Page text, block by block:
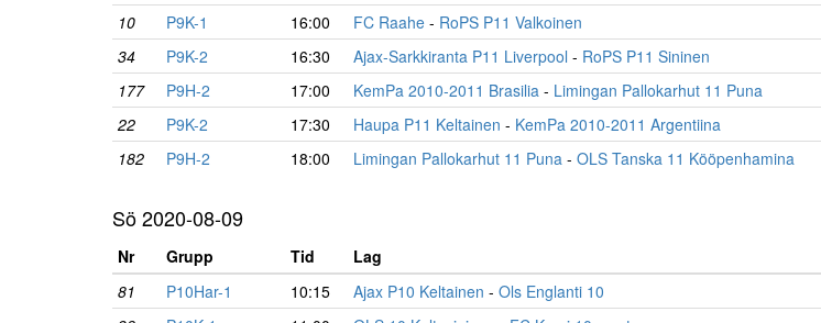
10
P9K-1 16:00 FC Raahe - RoPS P11 Valkoinen
34
P9K-2 16:30 Ajax-Sarkkiranta P11 Liverpool - RoPS P11 Sininen
177
P9H-2 17:00 KemPa 2010-2011 Brasilia - Limingan Pallokarhut 11 Puna
22
P9K-2 17:30 Haupa P11 Keltainen - KemPa 2010-2011 Argentiina
182
P9H-2 18:00 Limingan Pallokarhut 11 Puna - OLS Tanska 11 Kööpenhamina
Sö 2020-08-09
Nr Grupp Tid Lag
81
P10Har-1 10:15 Ajax P10 Keltainen - Ols Englanti 10